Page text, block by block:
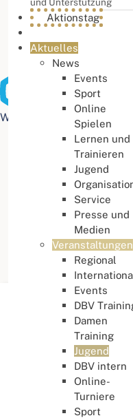
Buchstabenabstand
Web Accessibility plugin
Aktionstag
Aktuelles
News
Events
Sport
Online
Spielen
Lernen und
Trainieren
Jugend
Service
Presse und
Medien
Veranstaltungen
Regional
Events
DBV
Damen
Training
Jugend
DBV intern
Online-
Turniere
Sport
Aktuelle Seite:
Jugend
Jugend